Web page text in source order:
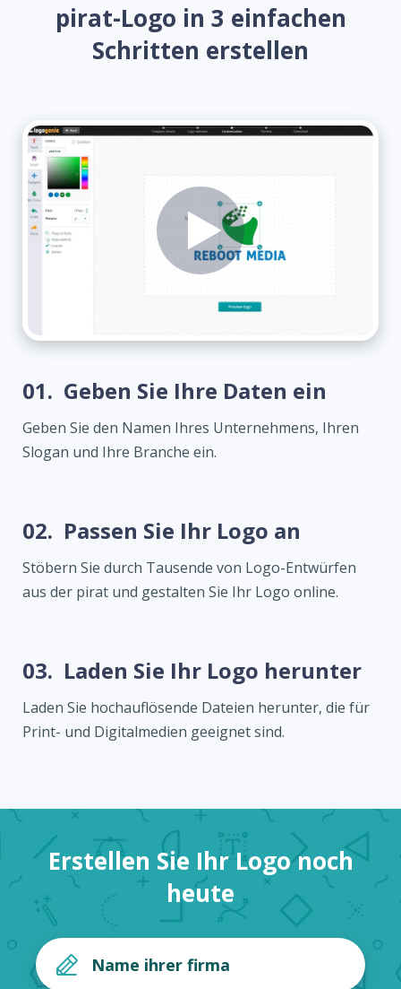
pirat-Logo in 3 einfachen
Schritten erstellen
01. Geben Sie Ihre Daten ein
Geben Sie den Namen Ihres Unternehmens, Ihren
Slogan und Ihre Branche ein.
02. Passen Sie Ihr Logo an
Stöbern Sie durch Tausende von Logo-Entwürfen
aus der pirat und gestalten Sie Ihr Logo online.
03. Laden Sie Ihr Logo herunter
Laden Sie hochauflösende Dateien herunter, die für
Print- und Digitalmedien geeignet sind.
Erstellen Sie Ihr Logo noch
heute